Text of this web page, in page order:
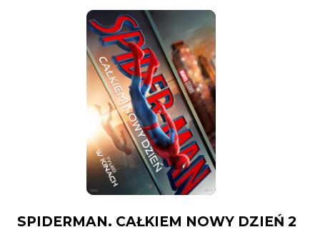
SPIDERMAN. CAŁKIEM NOWY DZIEŃ 2